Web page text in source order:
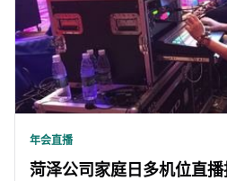
年会直播
菏泽公司家庭日多机位直